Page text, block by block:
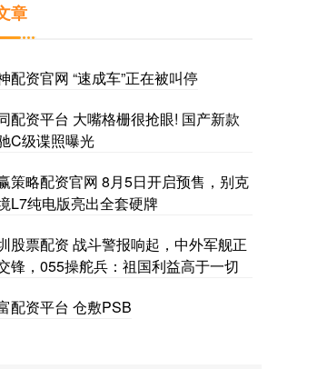
章
配资官网 “速成车”正在被叫停
配资平台 大嘴格栅很抢眼! 国产新款
C级谍照曝光
策略配资官网 8月5日开启预售，别克
L7纯电版亮出全套硬牌
股票配资 战斗警报响起，中外军舰正
锋，055操舵兵：祖国利益高于一切
配资平台 仓敷PSB